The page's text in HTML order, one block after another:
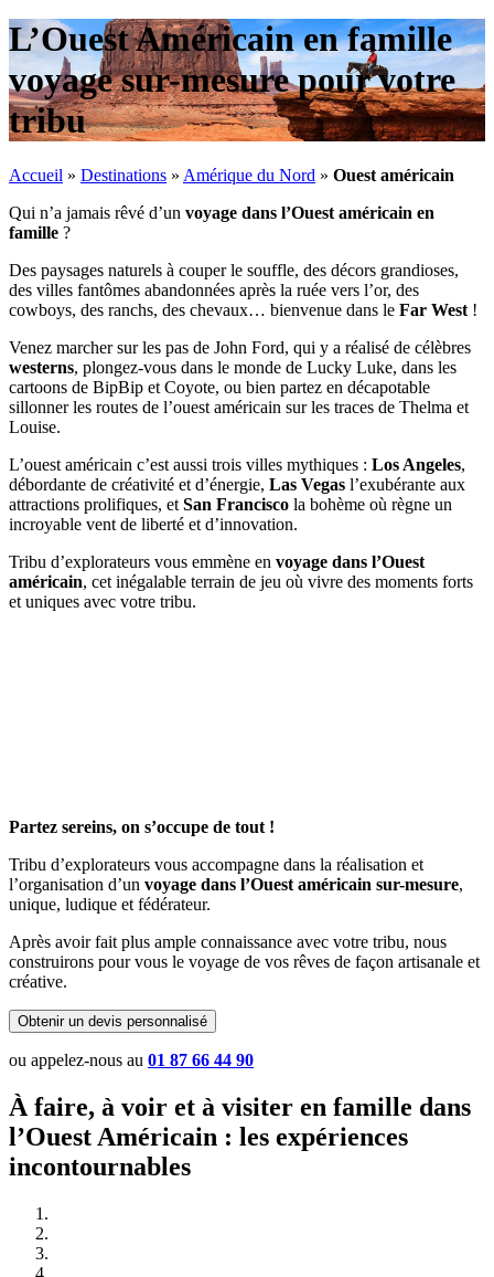
L’Ouest Américain en famille
voyage sur-mesure pour votre
tribu
Accueil » Destinations » Amérique du Nord » Ouest américain
Qui n’a jamais rêvé d’un voyage dans l’Ouest américain en
famille ?
Des paysages naturels à couper le souffle, des décors grandioses,
des villes fantômes abandonnées après la ruée vers l’or, des
cowboys, des ranchs, des chevaux… bienvenue dans le Far West !
Venez marcher sur les pas de John Ford, qui y a réalisé de célèbres
westerns, plongez-vous dans le monde de Lucky Luke, dans les
cartoons de BipBip et Coyote, ou bien partez en décapotable
sillonner les routes de l’ouest américain sur les traces de Thelma et
Louise.
L’ouest américain c’est aussi trois villes mythiques : Los Angeles,
débordante de créativité et d’énergie, Las Vegas l’exubérante aux
attractions prolifiques, et San Francisco la bohème où règne un
incroyable vent de liberté et d’innovation.
Tribu d’explorateurs vous emmène en voyage dans l’Ouest
américain, cet inégalable terrain de jeu où vivre des moments forts
et uniques avec votre tribu.
Partez sereins, on s’occupe de tout !
Tribu d’explorateurs vous accompagne dans la réalisation et
l’organisation d’un voyage dans l’Ouest américain sur-mesure,
unique, ludique et fédérateur.
Après avoir fait plus ample connaissance avec votre tribu, nous
construirons pour vous le voyage de vos rêves de façon artisanale et
créative.
Obtenir un devis personnalisé
ou appelez-nous au 01 87 66 44 90
À faire, à voir et à visiter en famille dans
l’Ouest Américain : les expériences
incontournables